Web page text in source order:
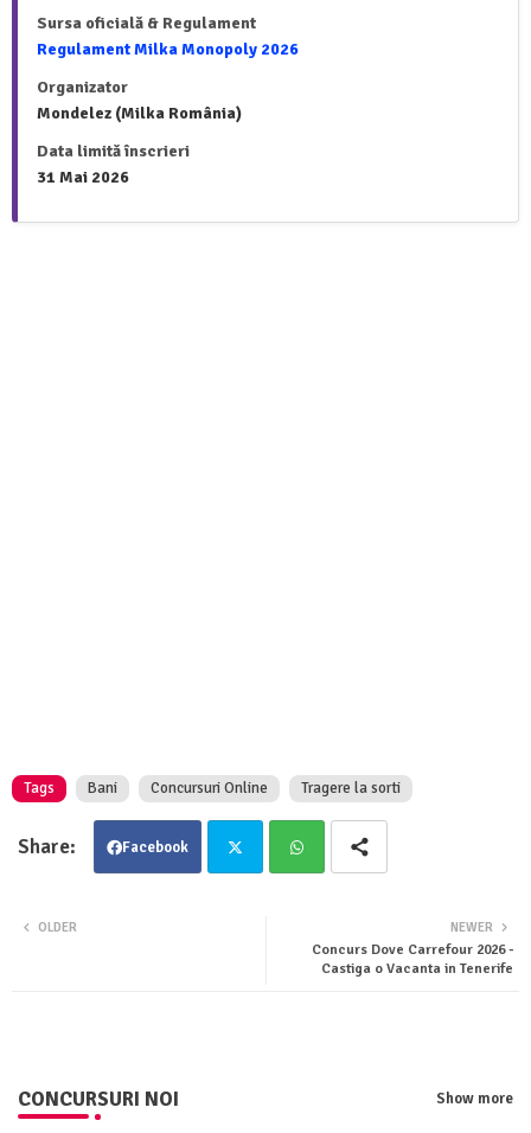
Sursa oficială & Regulament
Regulament Milka Monopoly 2026
Organizator
Mondelez (Milka România)
Data limită înscrieri
31 Mai 2026
Tags Bani Concursuri Online Tragere la sorti
Facebook
NEWER
Concurs Dove Carrefour 2026 -
Castiga o Vacanta in Tenerife
OLDER
CONCURSURI NOI Show more